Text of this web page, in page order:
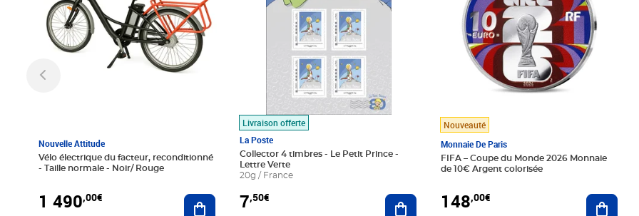
Nouvelle Attitude
Vélo électrique du facteur, reconditionné
- Taille normale - Noir/ Rouge
1 490,00€ Ajouter au panier
Livraison offerte
La Poste
Collector 4 timbres - Le Petit Prince -
Lettre Verte
20g / France
7,50€ Ajouter au panier
Nouveauté
Monnaie De Paris
FIFA – Coupe du Monde 2026 Monnaie
de 10€ Argent colorisée
148,00€